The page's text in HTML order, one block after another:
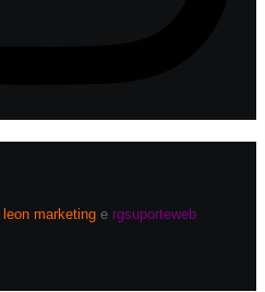
leon marketing e rgsuporteweb